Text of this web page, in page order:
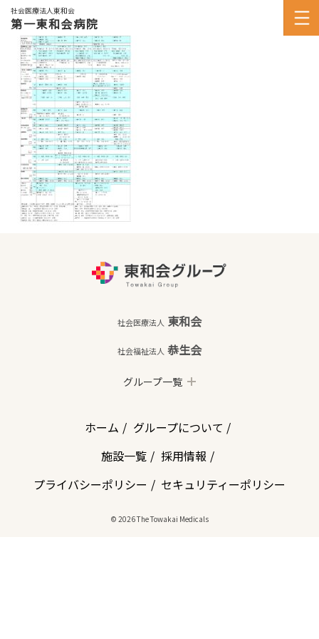
社会医療法人東和会
第一東和会病院
社会医療法人 東和会
社会福祉法人 恭生会
グループ一覧
ホーム
グループについて
施設一覧
採用情報
プライバシーポリシー
セキュリティーポリシー
© 2026 The Towakai Medicals